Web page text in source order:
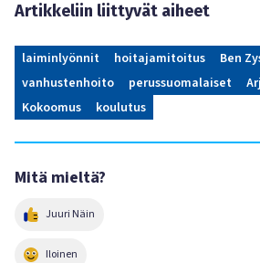
Artikkeliin liittyvät aiheet
laiminlyönnit hoitajamitoitus
Ben
vanhustenhoito
perussuomalaiset
Kokoomus
koulutus
Mitä mieltä?
Juuri Näin
Iloinen